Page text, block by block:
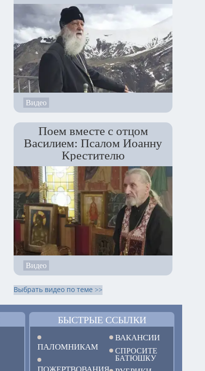
Видео
Поем вместе с отцом
Василием: Псалом Иоанну
Крестителю
Видео
Выбрать видео по теме >>
БЫСТРЫЕ ССЫЛКИ
ПАЛОМНИКАМ
ВАКАНСИИ
СПРОСИТЕ
БАТЮШКУ